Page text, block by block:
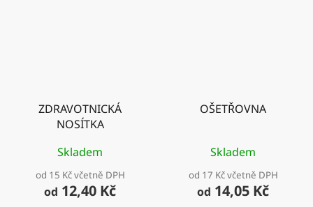
ZDRAVOTNICKÁ
NOSÍTKA
Skladem
od 15 Kč včetně DPH
od 12,40 Kč
OŠETŘOVNA
Skladem
od 17 Kč včetně DPH
od 14,05 Kč